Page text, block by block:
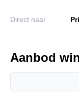
Direct naar
Aanbod